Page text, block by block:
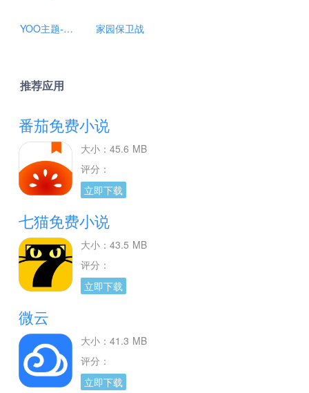
YOO主题-因为我爱你第4季 家园保卫战
推荐应用
番茄免费小说
大小：45.6 MB
评分：
立即下载
七猫免费小说
大小：43.5 MB
评分：
立即下载
微云
大小：41.3 MB
评分：
立即下载